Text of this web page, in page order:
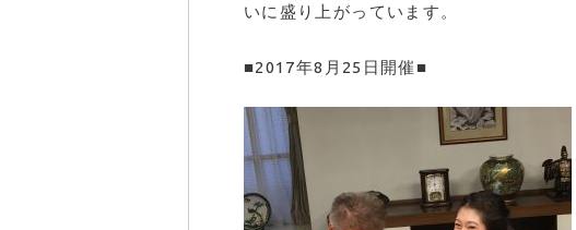
いに盛り上がっています。
■2017年8月25日開催■